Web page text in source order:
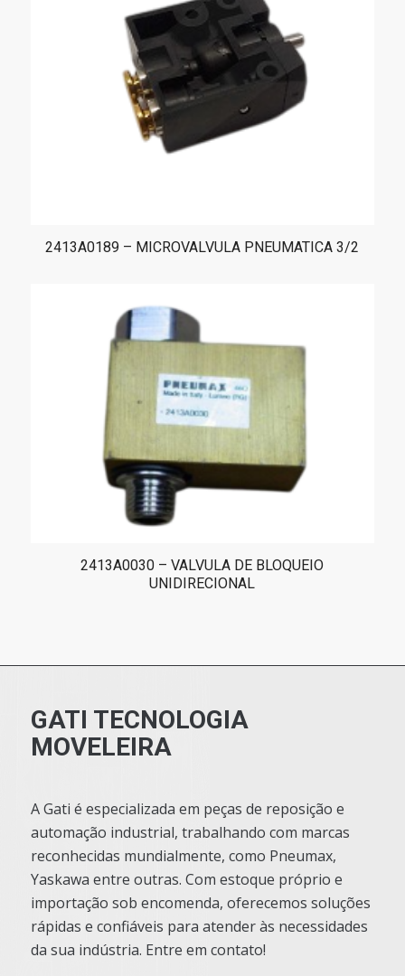
2413A0189 – MICROVALVULA PNEUMATICA 3/2
2413A0030 – VALVULA DE BLOQUEIO
UNIDIRECIONAL
GATI TECNOLOGIA
MOVELEIRA
A Gati é especializada em peças de reposição e
automação industrial, trabalhando com marcas
reconhecidas mundialmente, como Pneumax,
Yaskawa entre outras. Com estoque próprio e
importação sob encomenda, oferecemos soluções
rápidas e confiáveis para atender às necessidades
da sua indústria. Entre em contato!